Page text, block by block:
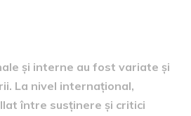
și interne au fost variate și
La nivel internațional,
între susținere și critici